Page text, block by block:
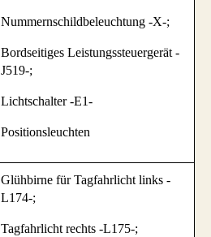
Nummernschildbeleuchtung -X-;
Bordseitiges Leistungssteuergerät -
J519-;
Lichtschalter -E1-
Positionsleuchten
Glühbirne für Tagfahrlicht links -
L174-;
Tagfahrlicht rechts -L175-;